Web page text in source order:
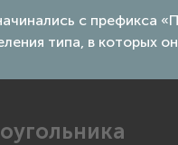
с префикса
типа, в которых